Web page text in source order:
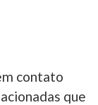
contato
que